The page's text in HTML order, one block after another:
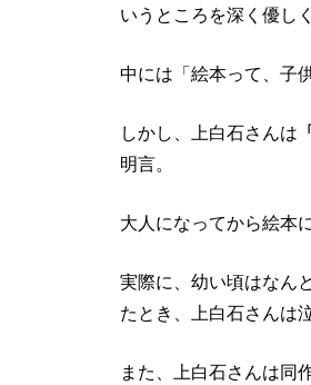
いうところを深く優し
中には「絵本って、子
しかし、上白石さんは
明言。
大人になってから絵本
実際に、幼い頃はなん
たとき、上白石さんは
また、上白石さんは同